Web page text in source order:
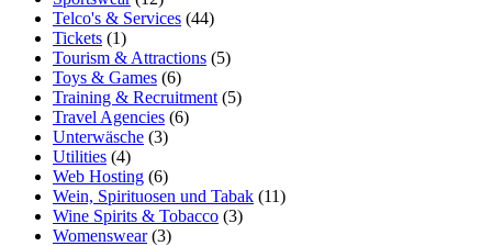
Telco's & Services (44)
Tickets (1)
Tourism & Attractions (5)
Toys & Games (6)
Training & Recruitment (5)
Travel Agencies (6)
Unterwäsche (3)
Utilities (4)
Web Hosting (6)
Wein, Spirituosen und Tabak (11)
Wine Spirits & Tobacco (3)
Womenswear(3)